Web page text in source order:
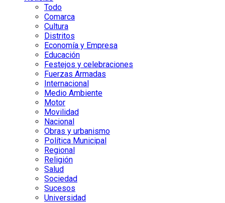
Todo
Comarca
Cultura
Distritos
Economía y Empresa
Educación
Festejos y celebraciones
Fuerzas Armadas
Internacional
Medio Ambiente
Motor
Movilidad
Nacional
Obras y urbanismo
Política Municipal
Regional
Religión
Salud
Sociedad
Sucesos
Universidad